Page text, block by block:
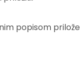
popisom